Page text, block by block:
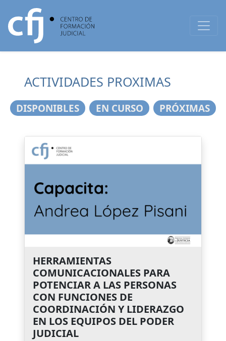
ACTIVIDADES PROXIMAS
DISPONIBLES EN CURSO PRÓXIMAS
HERRAMIENTAS
COMUNICACIONALES PARA
POTENCIAR A LAS PERSONAS
CON FUNCIONES DE
COORDINACIÓN Y LIDERAZGO
EN LOS EQUIPOS DEL PODER
JUDICIAL